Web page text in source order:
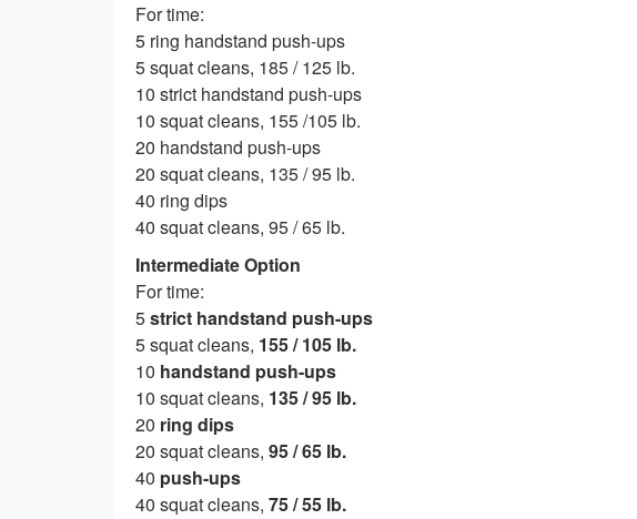
For time:
5 ring handstand push-ups
5 squat cleans, 185 / 125 lb.
10 strict handstand push-ups
10 squat cleans, 155 /105 lb.
20 handstand push-ups
20 squat cleans, 135 / 95 lb.
40 ring dips
40 squat cleans, 95 / 65 lb.
Intermediate Option
For time:
5strict handstand push-ups
5 squat cleans, 155 / 105 lb.
10 handstand push-ups
10 squat cleans, 135 / 95 lb.
20 ring dips
20 squat cleans, 95 / 65 lb.
40 push-ups
40 squat cleans, 75 / 55 lb.